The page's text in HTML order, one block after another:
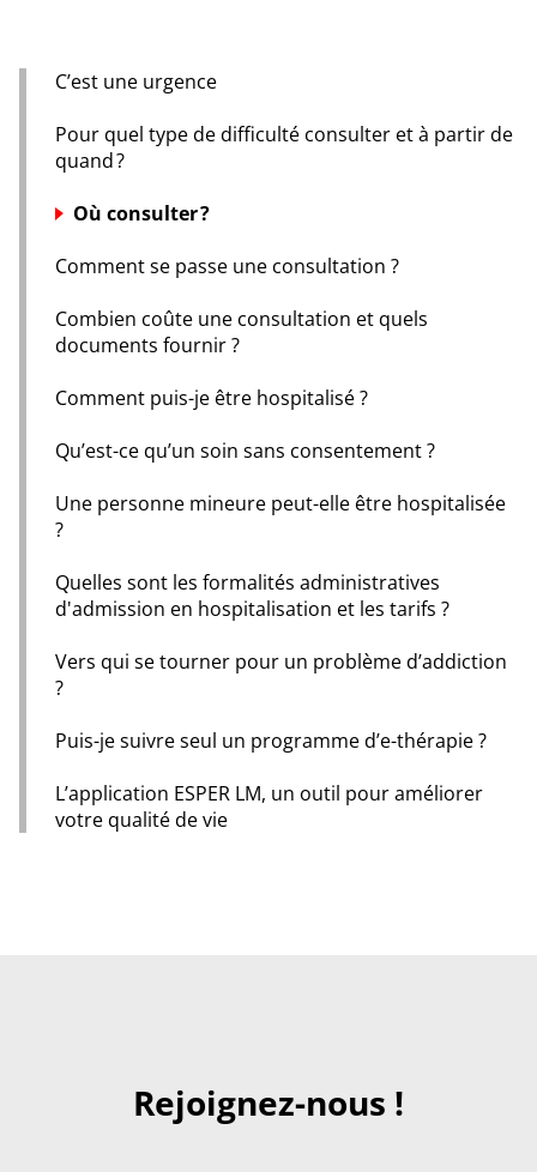
C’est une urgence
Pour quel type de difficulté consulter et à partir de
quand ?
Où consulter ?
Comment se passe une consultation ?
Combien coûte une consultation et quels
documents fournir ?
Comment puis-je être hospitalisé ?
Qu’est-ce qu’un soin sans consentement ?
Une personne mineure peut-elle être hospitalisée
?
Quelles sont les formalités administratives
d'admission en hospitalisation et les tarifs ?
Vers qui se tourner pour un problème d’addiction
?
Puis-je suivre seul un programme d’e-thérapie ?
L’application ESPER LM, un outil pour améliorer
votre qualité de vie
Rejoignez-nous !